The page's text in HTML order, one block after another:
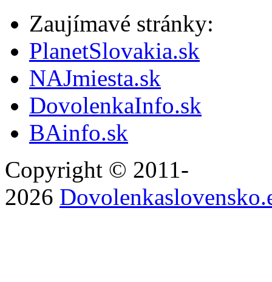
Zaujímavé stránky:
PlanetSlovakia.sk
NAJmiesta.sk
DovolenkaInfo.sk
BAinfo.sk
Copyright © 2011-
2026